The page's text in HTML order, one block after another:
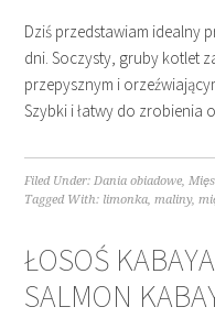
Dziś przedstawiam idealny
dni. Soczysty, gruby kotlet
przepysznym i
Szybki i łatwy do zrobienia
Filed Under:Dania obiadowe,
Tagged With: limonka,maliny,
ŁOSOŚ
SALMON